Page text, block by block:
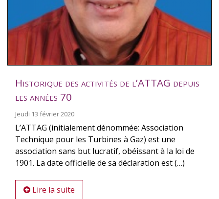
Historique des activités de l’ATTAG depuis
les années 70
Jeudi 13 février 2020
L’ATTAG (initialement dénommée: Association
Technique pour les Turbines à Gaz) est une
association sans but lucratif, obéissant à la loi de
1901. La date officielle de sa déclaration est (…)
Lire la suite